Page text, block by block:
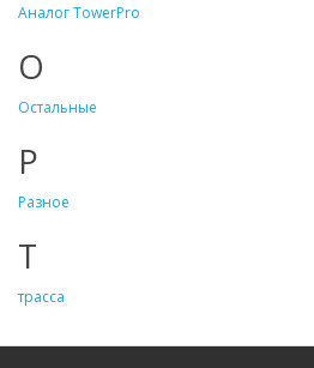
Аналог TowerPro
О
Остальные
Р
Разное
Т
трасса